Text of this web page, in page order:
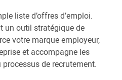
liste d’offres d’emploi.
un outil stratégique de
votre marque employeur,
et accompagne les
de recrutement.